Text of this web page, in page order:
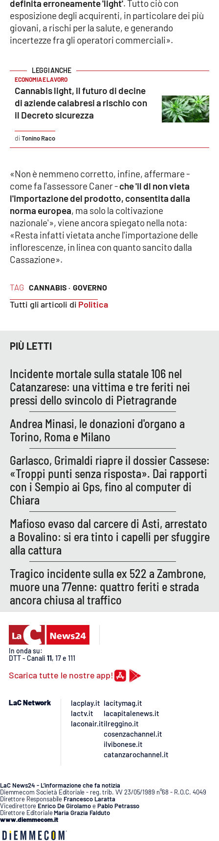
Catanzaro
Vibo Valentia
Reggio Calabria
Lamezia Terme
PROGETTI
SPECIALI
Buona Sanità Calabria
LA
CALABRIAVISIONE
Eventi
Storie
LAC
NETWORK
Lacplay.it
Lactv.it
Laconair.it
Lacitymag.it
Lacapitalenews.it
Ilreggino.it
Cosenzachannel.it
Ilvibonese.it
Catanzarochannel.it
APP
Android
TAG CANNABIS · GOVERNO
Tutti gli articoli di Politica
definita erroneamente 'light'. Tutto ciò con
esposizione degli acquirenti, in particolare dei più
giovani, a rischi per la salute, e generando
incertezze fra gli operatori commerciali».
ECONOMIA E LAVORO
Cannabis light, il futuro di decine
di aziende calabresi a rischio con
il Decreto sicurezza
Tonino Raco
«Non è nemmeno corretto, infine, affermare -
come fa l'assessore Caner -che 'il dl non vieta
l'importazione del prodotto, consentita dalla
norma europea, ma solo la coltivazione
nazionale'», viene ancora spiegato nella nota:
«Resta infatti vietata anche l'importazione delle
inflorescenze, in linea con quanto sancito dalla
Cassazione».
PIÙ LETTI
Incidente mortale sulla statale 106 nel
Catanzarese: una vittima e tre feriti nei
pressi dello svincolo di Pietragrande
Andrea Minasi, le donazioni d'organo a
Torino, Roma e Milano
Garlasco, Grimaldi riapre il dossier Cassese:
«Troppi punti senza risposta». Dai rapporti
con i Sempio ai Gps, fino al computer di
Chiara
Mafioso evaso dal carcere di Asti, arrestato
a Bovalino: si era tinto i capelli per sfuggire
alla cattura
Tragico incidente sulla ex 522 a Zambrone,
muore una 77enne: quattro feriti e strada
ancora chiusa al traffico
In onda su:
DTT - Canali 11, 17 e 111
Scarica tutte le nostre app!
LaC Network
lacplay.it
lactv.it
laconair.it
lacitymag.it
lacapitalenews.it
ilreggino.it
cosenzachannel.it
ilvibonese.it
catanzarochannel.it
LaC News24 - L’informazione che fa notizia
Diemmecom Società Editoriale - reg. trib. VV 23/05/1989 n°68 - R.O.C. 4049
Direttore Responsabile Francesco Laratta
Vicedirettore Enrico De GirolamoePablo Petrasso
Direttore Editoriale Maria Grazia Falduto
www.diemmecom.it